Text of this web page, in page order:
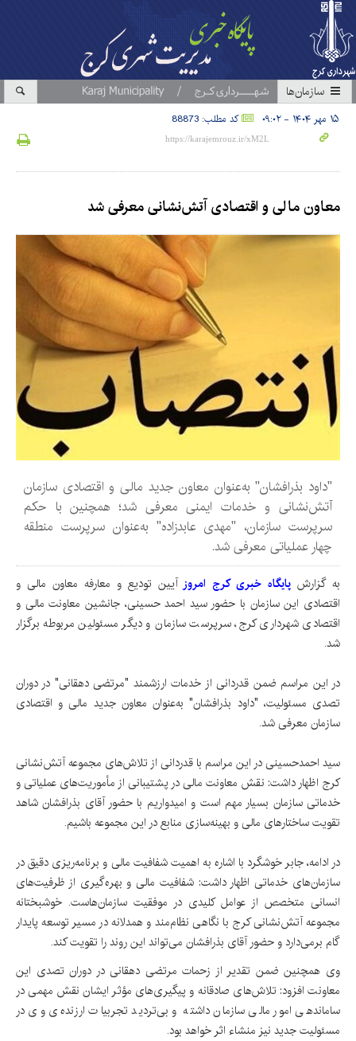
سازمان‎ها
۱۵ مهر ۱۴۰۴ - ۰۹:۰۲ کد مطلب: 88873
معاون مالی و اقتصادی آتش‌نشانی معرفی شد
"داود بذرافشان" به‌عنوان معاون جدید مالی و اقتصادی سازمان
آتش‌نشانی و خدمات ایمنی معرفی شد؛ همچنین با حکم
سرپرست سازمان، "مهدی عابدزاده" به‌عنوان سرپرست منطقه
چهار عملیاتی معرفی شد.
به گزارش پایگاه خبری کرج امروزآیین تودیع و معارفه معاون مالی و
اقتصادی این سازمان با حضور سید احمد حسینی، جانشین معاونت مالی و
اقتصادی شهرداری کرج، سرپرست سازمان و دیگر مسئولین مربوطه برگزار
شد.
در این مراسم ضمن قدردانی از خدمات ارزشمند "مرتضی دهقانی" در دوران
تصدی مسئولیت، "داود بذرافشان" به‌عنوان معاون جدید مالی و اقتصادی
سازمان معرفی شد.
سید احمدحسینی در این مراسم با قدردانی از تلاش‌های مجموعه آتش‌نشانی
کرج اظهار داشت: نقش معاونت مالی در پشتیبانی از مأموریت‌های عملیاتی و
خدماتی سازمان بسیار مهم است و امیدواریم با حضور آقای بذرافشان شاهد
تقویت ساختارهای مالی و بهینه‌سازی منابع در این مجموعه باشیم.
در ادامه، جابر خوشگرد با اشاره به اهمیت شفافیت مالی و برنامه‌ریزی دقیق در
سازمان‌های خدماتی اظهار داشت: شفافیت مالی و بهره‌گیری از ظرفیت‌های
انسانی متخصص از عوامل کلیدی در موفقیت سازمان‌هاست. خوشبختانه
مجموعه آتش‌نشانی کرج با نگاهی نظام‌مند و همدلانه در مسیر توسعه پایدار
گام برمی‌دارد و حضور آقای بذرافشان می‌تواند این روند را تقویت کند.
وی همچنین ضمن تقدیر از زحمات مرتضی دهقانی در دوران تصدی این
معاونت افزود: تلاش‌های صادقانه و پیگیری‌های مؤثر ایشان نقش مهمی در
ساماندهی امور مالی سازمان داشته و بی‌تردید تجربیات ارزنده‌ی وی در
مسئولیت جدید نیز منشاء اثر خواهد بود.